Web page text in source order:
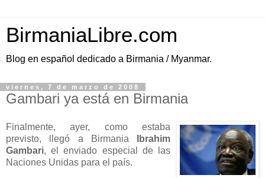
BirmaniaLibre.com
Blog en español dedicado a Birmania / Myanmar.
viernes, 7 de marzo de 2008
Gambari ya está en Birmania
Finalmente, ayer, como estaba
previsto, llegó a Birmania
Ibrahim
Gambari, el enviado especial de las
Naciones Unidas para el país.